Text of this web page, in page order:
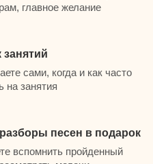
главное желание
занятий
сами, когда и как часто
на занятия
песен в подарок
вспомнить пройденный